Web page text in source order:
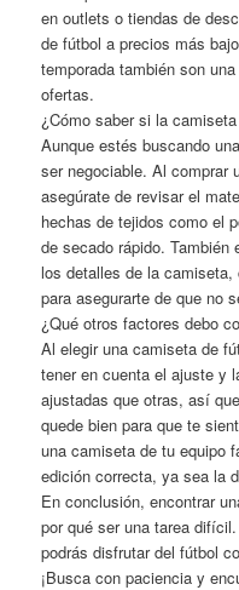
en outlets o tiendas de
de fútbol a precios más
temporada también son
ofertas.
¿Cómo saber si la
Aunque estés buscando
ser negociable. Al comprar
asegúrate de revisar el
hechas de tejidos como el
de secado rápido.
los detalles de la
para asegurarte de que no
¿Qué otros factores debo
Al elegir una camiseta de
tener en cuenta el ajuste y
ajustadas que otras, así
quede bien para que te
una camiseta de tu equipo
edición correcta, ya sea la
En conclusión, encontrar
por qué ser una tarea
podrás disfrutar del fútbol
¡Busca con paciencia y